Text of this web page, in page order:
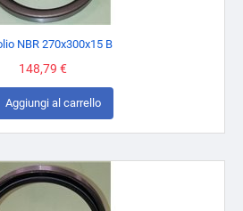
NBR 270x300x15 B
Prezzo
148,79 €
Aggiungi al carrello